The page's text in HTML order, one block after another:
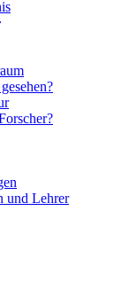
und Lehrer